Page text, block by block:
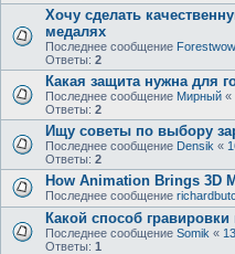
Хочу сделать
медалях
Последнее сообщение Forestwow
Ответы: 2
Какая защита нужна для
Последнее сообщение Мирный «
Ответы: 2
Ищу советы по выбору
Последнее сообщение Densik «
Ответы: 2
How Animation Brings 3D
Последнее сообщение
Какой способ
Последнее сообщение Somik «
Ответы: 1